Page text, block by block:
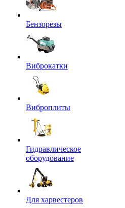
Бензорезы
Виброкатки
Виброплиты
Гидравлическое
оборудование
Для харвестеров